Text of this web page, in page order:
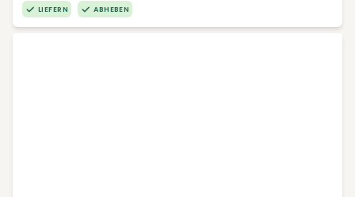
LIEFERN ABHEBEN